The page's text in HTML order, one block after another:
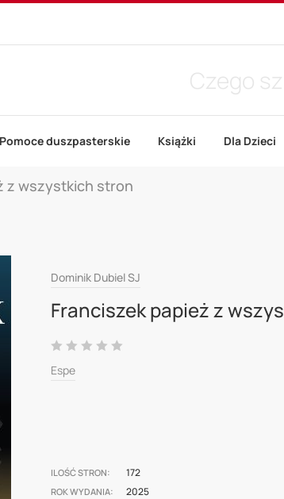
Pomoce duszpasterskie Książki Dla Dzieci
z wszystkich stron
Dominik Dubiel SJ
Franciszek papież z
Ocena:
Espe
ILOŚĆ STRON 172
ROK WYDANIA 2025